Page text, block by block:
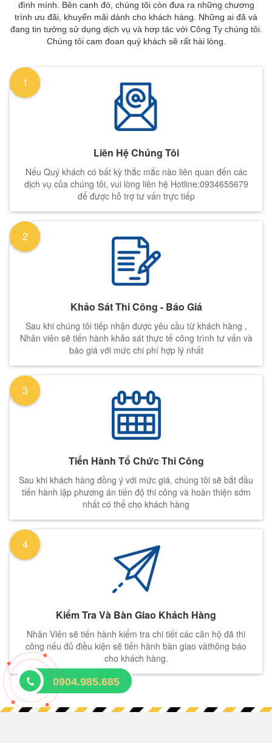
đình mình. Bên canh đó, chúng tôi còn đưa ra những chương
trình ưu đãi, khuyến mãi dành cho khách hàng. Những ai đã và
đang tin tưởng sử dụng dịch vụ và hơp tác với Công Ty chúng tôi.
Chúng tôi cam đoan quý khách sẽ rất hài lòng.
Liên Hệ Chúng Tôi
Nếu Quý khách có bất kỳ thắc mắc nào liên quan đến các
dịch vụ của chúng tôi, vui lòng liên hệ Hotline:0934655679
để được hỗ trợ tư vấn trực tiếp
1
Khảo Sát Thi Công - Báo Giá
Sau khi chúng tôi tiếp nhận được yêu cầu từ khách hàng ,
Nhân viên sẽ tiến hành khảo sát thực tế công trình tư vấn và
báo giá với mức chi phí hợp lý nhất
2
Tiến Hành Tổ Chức Thi Công
Sau khi khách hàng đồng ý với mức giá, chúng tôi sẽ bắt đầu
tiến hành lập phương án tiến độ thi công và hoàn thiện sớm
nhất có thể cho khách hàng
3
Kiểm Tra Và Bàn Giao Khách Hàng
Nhân Viên sẽ tiến hành kiểm tra chi tiết các căn hộ đã thi
công nếu đủ điều kiện sẽ tiến hành bàn giao vàthông báo
cho khách hàng.
4
0904.985.685